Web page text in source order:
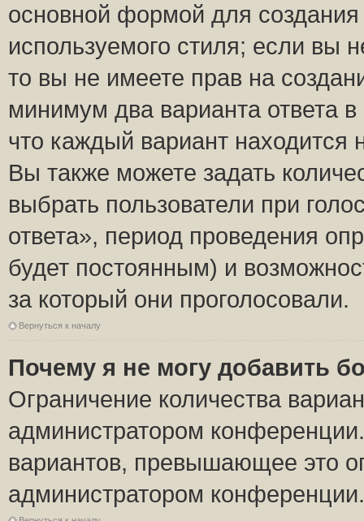
основной формой для
используемого стиля; если вы
то вы не имеете прав на
минимум два варианта ответа
что каждый вариант находится
Вы также можете задать
выбрать пользователи при
ответа», период проведения
будет постоянным) и
за который они проголосовали.
Вернуться к началу
Почему я не могу добавить
Ограничение количества
администратором
вариантов, превышающее это
администратором конференции.